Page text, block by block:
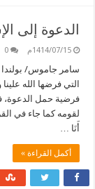
الدعوة إلى
1414/07/15م 0
سامر جاموس/
التي فرضها الله
فرضية حمل الدعوة،
لقومه كما جاء في
أَنَا …
أكمل القراءة »